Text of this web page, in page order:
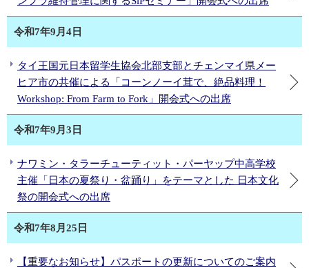
令和7年9月4日
タイ王国元日本留学生協会北部支部とチェンマイ県メー
ヒア市の共催による「コーンノーイ茸で、絶品料理！
Workshop: From Farm to Fork」開会式への出席
令和7年9月3日
ナワミン・タラーチューティット・パーヤップ中高学校
主催「日本の夏祭り・盆踊り」をテーマとした 日本文化
祭の開会式への出席
令和7年8月25日
【重要なお知らせ】パスポートの更新についてのご案内